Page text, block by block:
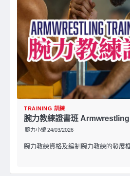
TRAINING 訓練
腕力教練證書班
腕力小編24/03/2026
腕力教練資格及編制腕力教練的發展